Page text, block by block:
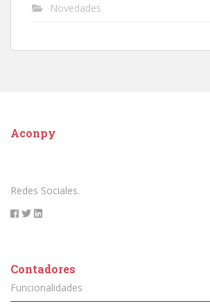
Novedades
Aconpy
Redes Sociales.
Contadores
Funcionalidades